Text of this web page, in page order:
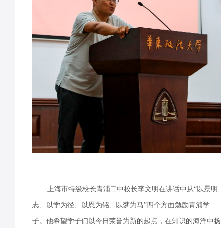
上海市特级校长青浦二中校长李文明在讲话中从“以景明
志、以学为径、以恩为铭、以梦为马”四个方面勉励青浦学
子。他希望学子们以今日荣誉为新的起点，在知识的海洋中扬